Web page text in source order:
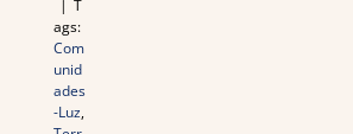
| T
ags:
Com
unid
ades
-Luz,